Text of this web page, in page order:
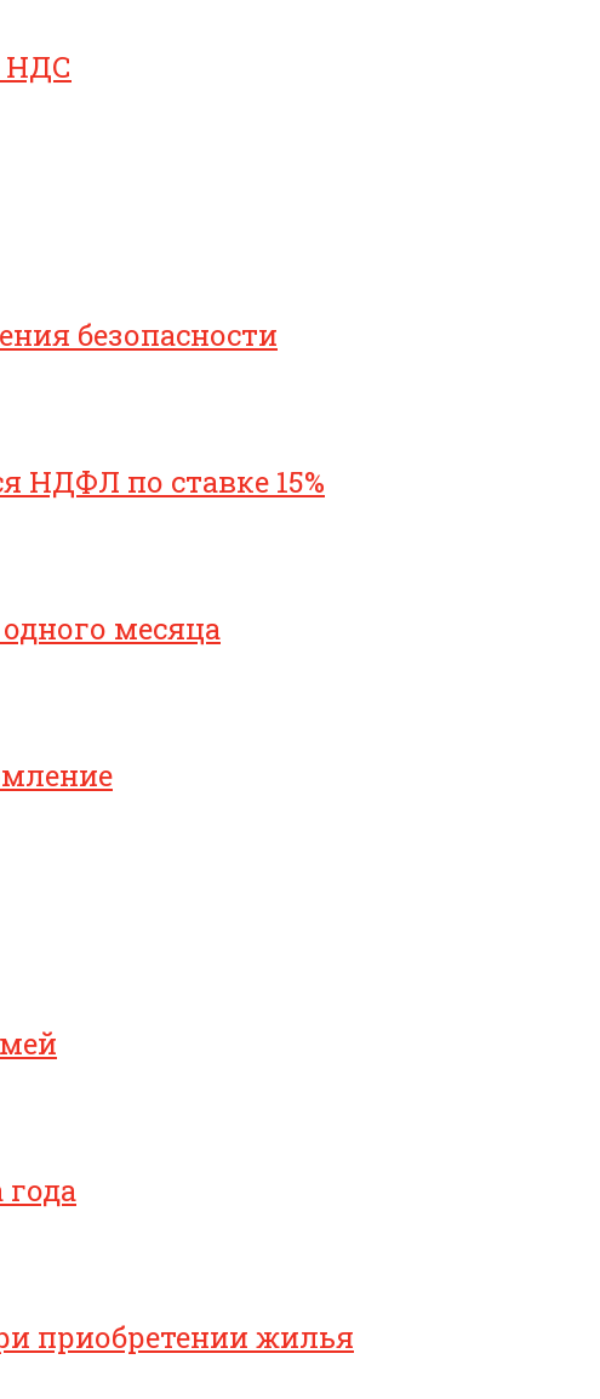
НДС
безопасности
НДФЛ по ставке 15%
месяца
приобретении жилья